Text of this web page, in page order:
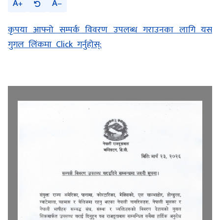
A
A
कृपया आफ्नो सम्पर्क विवरण उपलब्ध गराउनका लागि यस
गुगल लिंकमा Click गर्नुहोस्: